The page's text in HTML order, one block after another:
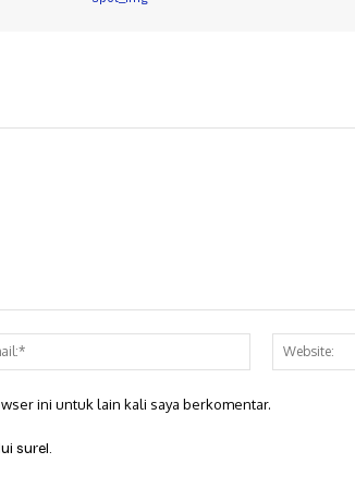
Email:*
ini untuk lain kali saya berkomentar.
surel.